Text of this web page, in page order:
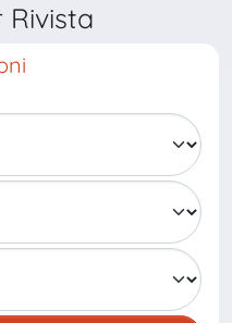
Rivista